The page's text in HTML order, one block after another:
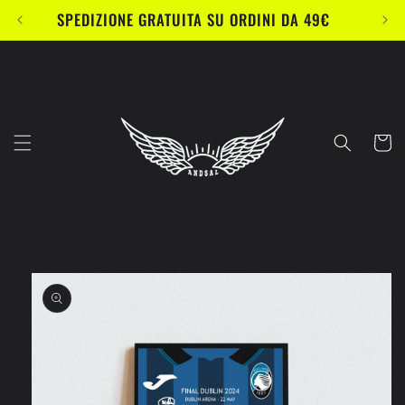
direttamenteSPEDIZIONE GRATUITA SU ORDINI DA 49€
Carrello
Passa alle
informazioni
sul prodotto